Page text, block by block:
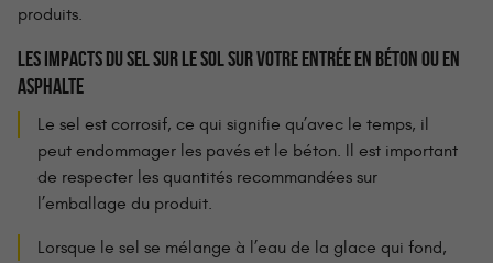
produits.
LES IMPACTS DU SEL SUR LE SOL SUR VOTRE ENTRÉE EN BÉTON OU EN
ASPHALTE
Le sel est corrosif, ce qui signifie qu’avec le temps, il
peut endommager les pavés et le béton. Il est important
de respecter les quantités recommandées sur
l’emballage du produit.
Lorsque le sel se mélange à l’eau de la glace qui fond,